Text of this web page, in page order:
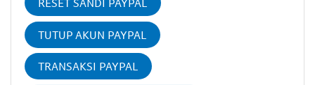
RESET SANDI PAYPAL
TUTUP AKUN PAYPAL
TRANSAKSI PAYPAL